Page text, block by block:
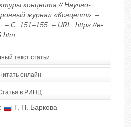
концепта // Научно-
журнал «Концепт». –
– С. 151–155. – URL: https://e-
текст статьи
Читать онлайн
в РИНЦ
Т. П. Баркова